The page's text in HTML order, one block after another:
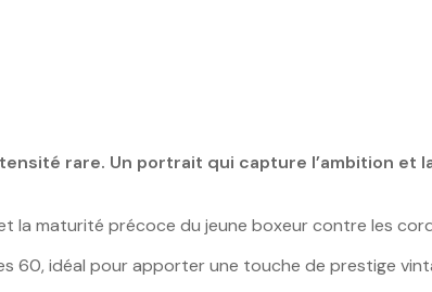
rare. Un portrait qui capture l’ambition
la maturité précoce du jeune boxeur contre les
60, idéal pour apporter une touche de prestige